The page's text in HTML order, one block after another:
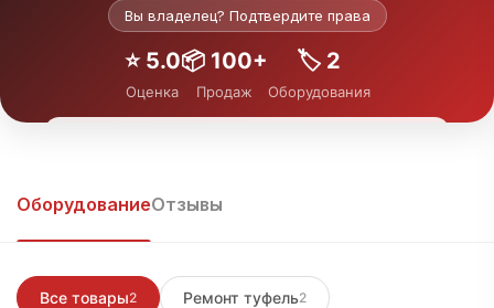
Вы владелец? Подтвердите права
⭐️ 5.0
Оценка
📦 100+
Продаж
🏷 2
Оборудования
Войти, чтобы написать
ОборудованиеОтзывы
Все товары2 Ремонт туфель2